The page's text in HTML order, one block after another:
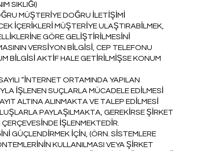
SIKLIĞI)
MÜŞTERİYE DOĞRU İLETİŞİMİ
İÇERİKLERİ MÜŞTERİYE ULAŞTIRABİLMEK,
GÖRE GELİŞTİRİLMESİNİ
VERSİYON BİLGİSİ, CEP TELEFONU
BİLGİSİ AKTİF HALE GETİRİLMİŞSE KONUM
“İNTERNET ORTAMINDA YAPILAN
İŞLENEN SUÇLARLA MÜCADELE EDİLMESİ
ALTINA ALINMAKTA VE TALEP EDİLMESİ
PAYLAŞILMAKTA, GEREKİRSE ŞİRKET
İŞLENMEKTEDİR.
GÜÇLENDİRMEK İÇİN, (ÖRN. SİSTEMLERE
KULLANILMASI VEYA ŞİRKET